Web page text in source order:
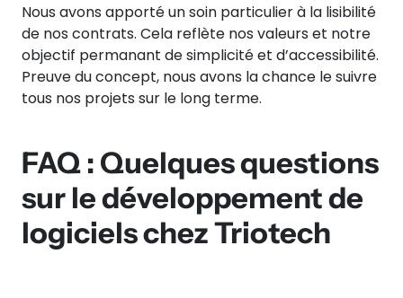
Nous avons apporté un soin particulier à la lisibilité
de nos contrats. Cela reflète nos valeurs et notre
objectif permanant de simplicité et d’accessibilité.
Preuve du concept, nous avons la chance le suivre
tous nos projets sur le long terme.
FAQ : Quelques questions
sur le développement de
logiciels chez Triotech